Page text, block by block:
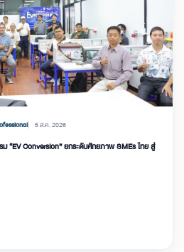
5 ส.ค. 2026
“EV Conversion” ยกระดับศักยภาพ SMEs ไทย สู่